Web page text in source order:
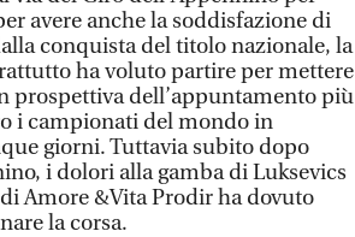
avere anche la soddisfazione di
conquista del titolo nazionale, la
ha voluto partire per mettere
dell’appuntamento più
i campionati del mondo in
giorni. Tuttavia subito dopo
i dolori alla gamba di Luksevics
Amore &Vita Prodir ha dovuto
la corsa.